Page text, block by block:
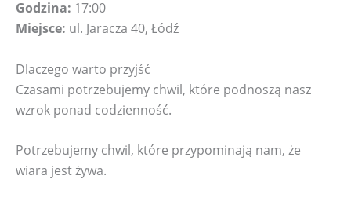
Godzina: 17:00
Miejsce: ul. Jaracza 40, Łódź
Dlaczego warto przyjść
Czasami potrzebujemy chwil, które podnoszą nasz
wzrok ponad codzienność.
Potrzebujemy chwil, które przypominają nam, że
wiara jest żywa.